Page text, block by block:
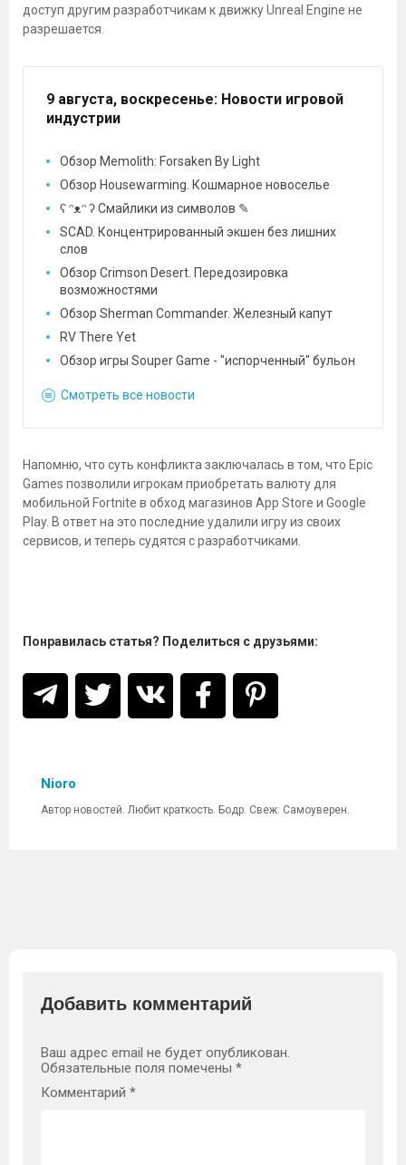
доступ другим разработчикам к движку Unreal Engine не
разрешается.
9 августа, воскресенье: Новости игровой
индустрии
Обзор Memolith: Forsaken By Light
Обзор Housewarming. Кошмарное новоселье
ʕ ᵔᴥᵔ ʔ Смайлики из символов ✎
SCAD. Концентрированный экшен без лишних
слов
Обзор Crimson Desert. Передозировка
возможностями
Обзор Sherman Commander. Железный капут
RV There Yet
Обзор игры Souper Game - "испорченный" бульон
Смотреть все новости
Напомню, что суть конфликта заключалась в том, что Epic
Games позволили игрокам приобретать валюту для
мобильной Fortnite в обход магазинов App Store и Google
Play. В ответ на это последние удалили игру из своих
сервисов, и теперь судятся с разработчиками.
Понравилась статья? Поделиться с друзьями:
Nioro
Автор новостей. Любит краткость. Бодр. Свеж. Самоуверен.
Добавить комментарий
Ваш адрес email не будет опубликован.
Обязательные поля помечены *
Комментарий *